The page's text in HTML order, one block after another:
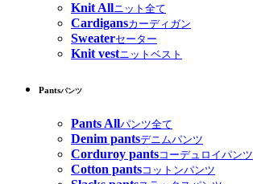
Knit Allニット全て
Cardigansカーディガン
Sweaterセーター
Knit vestニットベスト
Pantsパンツ
Pants Allパンツ全て
Denim pantsデニムパンツ
Corduroy pantsコーデュロイパンツ
Cotton pantsコットンパンツ